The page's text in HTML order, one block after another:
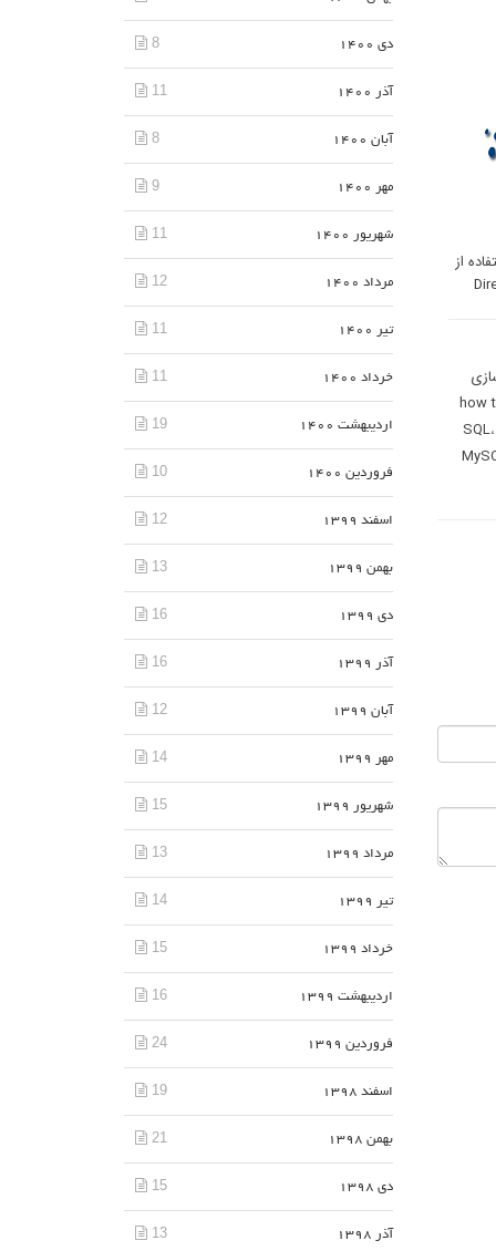
از
how
دی 1400 8
آذر 1400 11
آبان 1400 8
مهر 1400 9
شهریور 1400 11
مرداد 1400 12
تیر 1400 11
خرداد 1400 11
اردیبهشت 1400 19
فروردین 1400 10
اسفند 1399 12
بهمن 1399 13
دی 1399 16
آذر 1399 16
آبان 1399 12
مهر 1399 14
شهریور 1399 15
مرداد 1399 13
تیر 1399 14
خرداد 1399 15
اردیبهشت 1399 16
فروردین 1399 24
اسفند 1398 19
بهمن 1398 21
دی 1398 15
آذر 1398 13